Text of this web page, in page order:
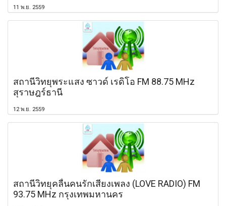
11 พ.ย. 2559
สถานีวิทยุพระแสง ซาวด์ เรดิโอ FM 88.75 MHz
สุราษฎร์ธานี
12 พ.ย. 2559
สถานีวิทยุคลื่นคนรักเสียงเพลง (LOVE RADIO) FM
93.75 MHz กรุงเทพมหานคร